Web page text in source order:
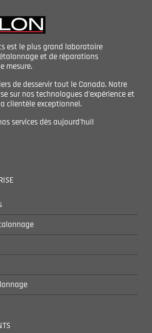
est le plus grand laboratoire
et de réparations
mesure.
de desservir tout le Canada. Notre
sur nos technologues d'expérience et
clientèle exceptionnel.
services dès aujourd'hui!